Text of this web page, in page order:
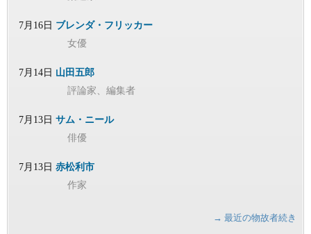
7月16日 ブレンダ・フリッカー
女優
7月14日 山田五郎
評論家、編集者
7月13日 サム・ニール
俳優
7月13日 赤松利市
作家
→ 最近の物故者続き